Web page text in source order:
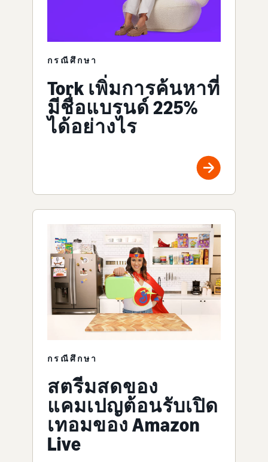
กรณีศึกษา
Tork เพิ่มการค้นหาที่
มีชื่อแบรนด์ 225%
ได้อย่างไร
กรณีศึกษา
สตรีมสดของ
แคมเปญต้อนรับเปิด
เทอมของ Amazon
Live